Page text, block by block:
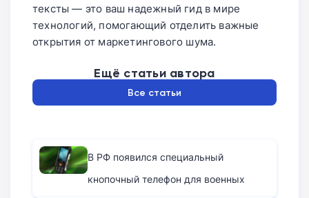
тексты — это ваш надежный гид в мире
технологий, помогающий отделить важные
открытия от маркетингового шума.
Ещё статьи автора
Все статьи
В РФ появился специальный
кнопочный телефон для военных